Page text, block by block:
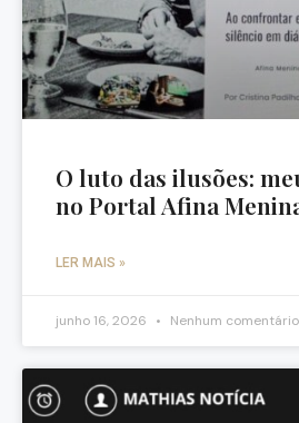
O luto das ilusões:
no Portal Afina
LER MAIS »
junho 16, 2026 Nenhum comentário